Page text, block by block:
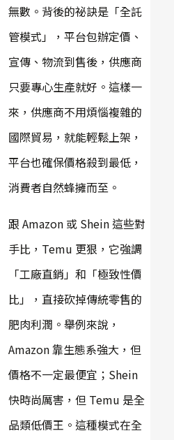
無數。背後的祕訣是「全託
管模式」，平台包辦定價、
宣傳、物流到售後，供應商
只要專心生產就好。這樣一
來，供應商不用煩惱複雜的
國際貿易，就能輕鬆上架，
平台也確保價格殺到最低，
消費者自然蜂擁而至。
跟 Amazon 或 Shein 這些對
手比，Temu 更狠，它強調
「工廠直銷」和「極致性價
比」，直接砍掉傳統零售的
肥肉利潤。舉例來說，
Amazon 靠生態系強大，但
價格不一定最便宜；Shein
快時尚厲害，但 Temu 是全
品類低價王。這種模式在全